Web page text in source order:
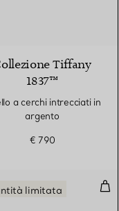
Tiffany
1837™
a cerchi intrecciati in
argento
€ 790
medio
limitata